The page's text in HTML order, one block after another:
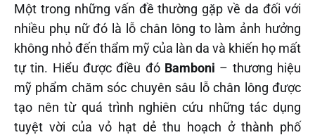
Một trong những vấn đề thường gặp về da đối với
nhiều phụ nữ đó là lỗ chân lông to làm ảnh hưởng
không nhỏ đến thẩm mỹ của làn da và khiến họ mất
tự tin. Hiểu được điều đó Bamboni – thương hiệu
mỹ phẩm chăm sóc chuyên sâu lỗ chân lông được
tạo nên từ quá trình nghiên cứu những tác dụng
tuyệt vời của vỏ hạt dẻ thu hoạch ở thành phố